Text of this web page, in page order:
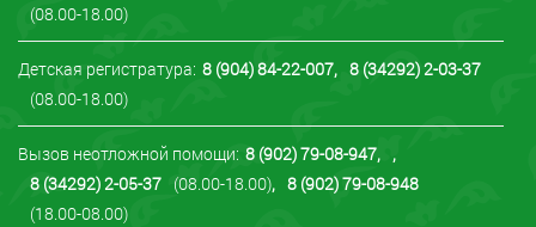
(08.00-18.00)
Детская регистратура: 8 (904) 84-22-007, 8 (34292) 2-03-37
(08.00-18.00)
Вызов неотложной помощи: 8 (902) 79-08-947, ,
8 (34292) 2-05-37 (08.00-18.00), 8 (902) 79-08-948
(18.00-08.00)